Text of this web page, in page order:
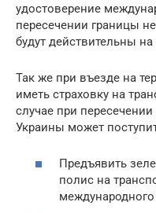
удостоверение
пересечении границы
будут действительны
Так же при въезде на
иметь страховку на
случае при
Украины может
Предъявить
полис на